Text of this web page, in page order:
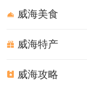
软，洁白如银，“
度假区属典型的
长20公里的带状
威海美食
威海特产
威海攻略